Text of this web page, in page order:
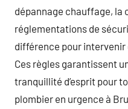
dépannage chauffage, la
réglementations de
différence pour
Ces règles garantissent
tranquillité d’esprit pour
plombier en urgence à